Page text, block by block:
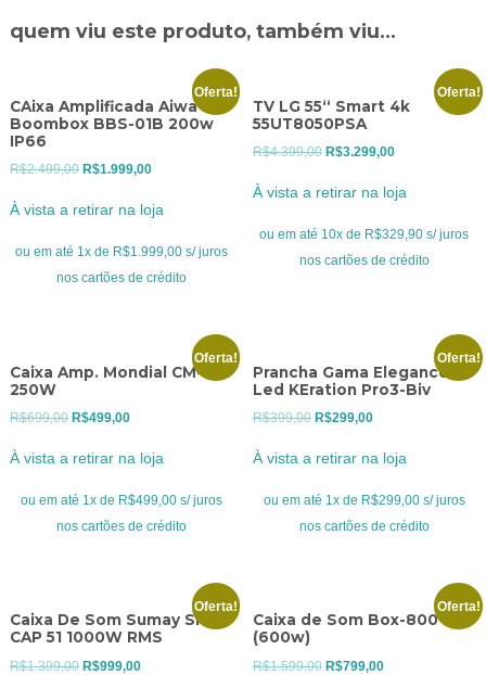
quem viu este produto, também viu...
Oferta!
CAixa Amplificada Aiwa BT
Boombox BBS-01B 200w
IP66
R$2.499,00 O
era:
R$2.499,00.
R$1.999,00O
atual
é:
R$1.999,00.
À vista a retirar na loja
ou em até 1x de R$1.999,00 s/ juros
nos cartões de crédito
Oferta!
TV LG 55“ Smart 4k
55UT8050PSA
R$4.399,00 O
era:
R$4.399,00.
R$3.299,00O
atual
é:
R$3.299,00.
À vista a retirar na loja
ou em até 10x de R$329,90 s/ juros
nos cartões de crédito
Oferta!
Caixa Amp. Mondial CM-250
250W
R$699,00 O
era:
R$699,00.
R$499,00O
atual
é:
R$499,00.
À vista a retirar na loja
ou em até 1x de R$499,00 s/ juros
nos cartões de crédito
Oferta!
Prancha Gama Elegance
Led KEration Pro3-Biv
R$399,00 O
era:
R$399,00.
R$299,00O
atual
é:
R$299,00.
À vista a retirar na loja
ou em até 1x de R$299,00 s/ juros
nos cartões de crédito
Oferta!
Caixa De Som Sumay SM-
CAP 51 1000W RMS
R$1.399,00 OR$999,00O
Oferta!
Caixa de Som Box-800
(600w)
R$1.599,00 OR$799,00O